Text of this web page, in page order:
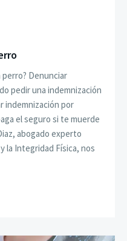
perro? Denunciar
pedir una indemnización
indemnización por
el seguro si te muerde
abogado experto
la Integridad Física, nos